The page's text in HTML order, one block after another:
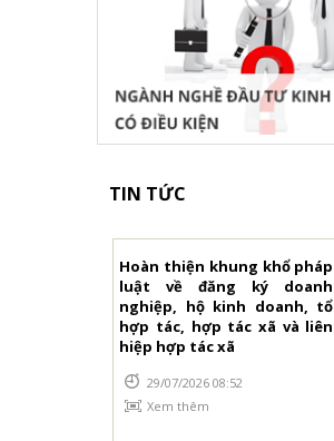
TIN TỨC
Hoàn thiện khung khổ pháp
luật về đăng ký doanh
nghiệp, hộ kinh doanh, tổ
hợp tác, hợp tác xã và liên
hiệp hợp tác xã
29/07/2026 08:52
Xem thêm